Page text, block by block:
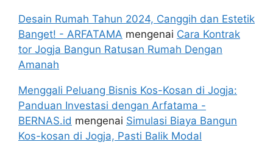
Desain Rumah Tahun 2024, Canggih dan Estetik
Banget! - ARFATAMA mengenai Cara Kontrak
tor Jogja Bangun Ratusan Rumah Dengan
Amanah
Menggali Peluang Bisnis Kos-Kosan di Jogja:
Panduan Investasi dengan Arfatama -
BERNAS.id mengenai Simulasi Biaya Bangun
Kos-kosan di Jogja, Pasti Balik Modal